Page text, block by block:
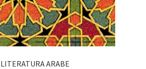
LITERATURA ARABE